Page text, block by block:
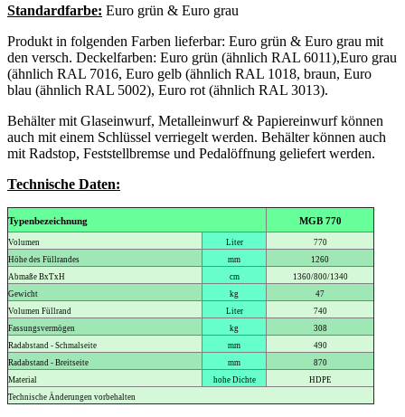
Standardfarbe: Euro grün & Euro grau
Produkt in folgenden Farben lieferbar: Euro grün & Euro grau mit
den versch. Deckelfarben: Euro grün (ähnlich RAL 6011),Euro grau
(ähnlich RAL 7016, Euro gelb (ähnlich RAL 1018, braun, Euro
blau (ähnlich RAL 5002), Euro rot (ähnlich RAL 3013).
Behälter mit Glaseinwurf, Metalleinwurf & Papiereinwurf können
auch mit einem Schlüssel verriegelt werden. Behälter können auch
mit Radstop, Feststellbremse und Pedalöffnung geliefert werden.
Technische Daten:
Typenbezeichnung MGB 770
Volumen Liter
770
Höhe des Füllrandes
mm
1260
Abmaße BxTxH
cm
1360/800/1340
Gewicht
kg
47
Volumen Füllrand
Liter
740
Fassungsvermögen
kg
308
Radabstand - Schmalseite
mm
490
Radabstand - Breitseite
mm
870
Material
hohe Dichte
HDPE
Technische Änderungen vorbehalten